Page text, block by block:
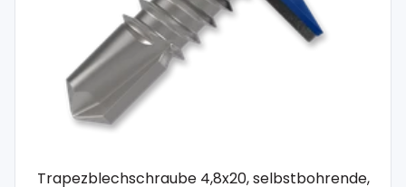
Trapezblechschraube 4,8x20, selbstbohrende,